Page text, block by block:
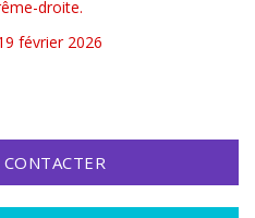
droite.
février 2026